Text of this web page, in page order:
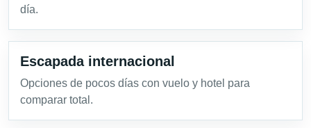
día.
Escapada internacional
Opciones de pocos días con vuelo y hotel para
comparar total.